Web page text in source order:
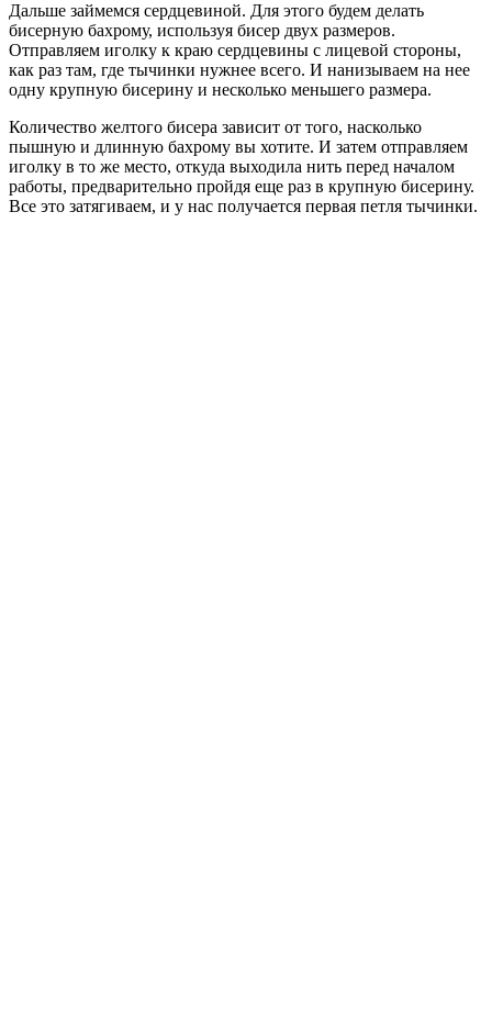
Дальше займемся сердцевиной. Для этого будем делать
бисерную бахрому, используя бисер двух размеров.
Отправляем иголку к краю сердцевины с лицевой стороны,
как раз там, где тычинки нужнее всего. И нанизываем на нее
одну крупную бисерину и несколько меньшего размера.
Количество желтого бисера зависит от того, насколько
пышную и длинную бахрому вы хотите. И затем отправляем
иголку в то же место, откуда выходила нить перед началом
работы, предварительно пройдя еще раз в крупную бисерину.
Все это затягиваем, и у нас получается первая петля тычинки.